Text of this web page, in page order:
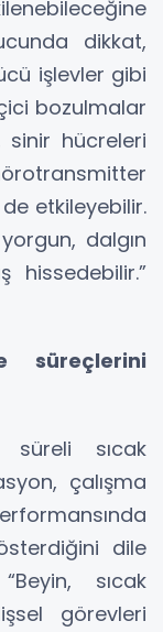
dikkat,
işlevler gibi
bozulmalar
sinir hücreleri
etkileyebilir.
dalgın
süreçlerini
süreli sıcak
çalışma
dile
sıcak
görevleri